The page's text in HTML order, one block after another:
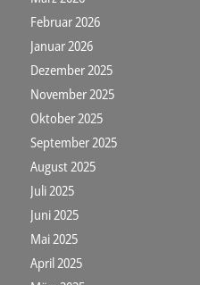
Februar 2026
Januar 2026
Dezember 2025
November 2025
Oktober 2025
September 2025
August 2025
Juli 2025
Juni 2025
Mai 2025
April 2025